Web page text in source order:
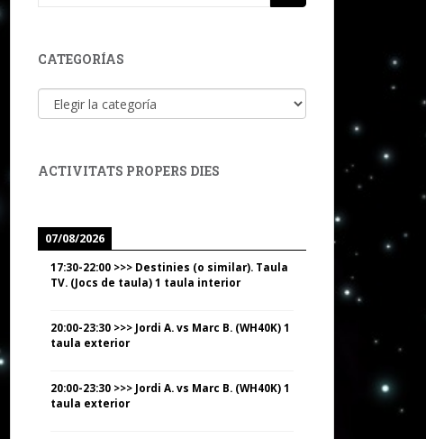
CATEGORÍAS
Categorías
ACTIVITATS PROPERS DIES
07/08/2026
17:30-22:00 >>> Destinies (o similar). Taula
TV. (Jocs de taula) 1 taula interior
20:00-23:30 >>> Jordi A. vs Marc B. (WH40K) 1
taula exterior
20:00-23:30 >>> Jordi A. vs Marc B. (WH40K) 1
taula exterior